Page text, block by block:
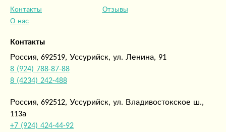
Контакты
Россия, 692519, Уссурийск, ул. Ленина, 91
8 (924) 788-87-88
8 (4234) 242-488
Россия, 692512, Уссурийск, ул. Владивостокское ш.,
113а
+7 (924) 424-44-92
Контакты
О нас
Отзывы